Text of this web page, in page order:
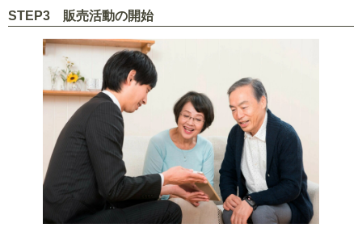
STEP3 販売活動の開始